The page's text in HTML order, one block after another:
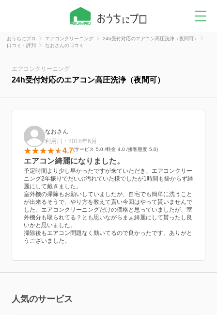
おうちにプロ エアコンクリーニング
24h受付対応のエアコン高圧洗浄（夜間可）
口コミ・評判
なおさんの口コミ
エアコンクリーニング
24h受付対応のエアコン高圧洗浄（夜間可）
なおさん
利用日：2018年6月
4.7 サービス 5.0 料金 4.0 接客態度 5.0
エアコン綺麗になりました。
予定時間より少し早かったですが来ていただき、エアコンクリー
ニング2年振りでだいぶ汚れていた様でしたが1時間も掛からず綺
麗にして戴きました。
室外機の掃除もお願いしていましたが、自宅でも簡単に洗うこと
が出来るそうで、やり方を教えて貰い今回はやって貰いませんで
した。エアコンクリーニングだけの価格と思っていましたが、室
外機分も取られてる？とも思いながらまぁ綺麗にして貰ったし良
いかと思いました。
掃除後もエアコン問題なく動いてるので良かったです。ありがと
うございました。
人気のサービス